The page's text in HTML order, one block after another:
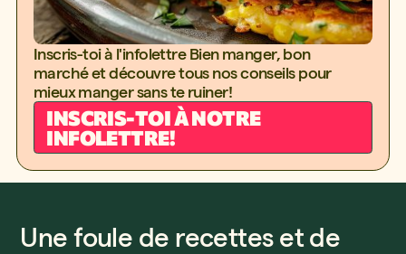
Inscris-toi à l'infolettre Bien manger, bon
marché et découvre tous nos conseils pour
mieux manger sans te ruiner!
INSCRIS-TOI À NOTRE
INFOLETTRE!
Une foule de recettes et de